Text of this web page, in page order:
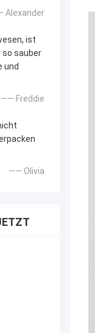
Alexander
ist
so sauber
und
—— Freddie
—— Olivia